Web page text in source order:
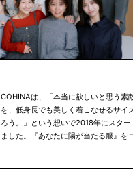
COHINAは、「本当に欲しいと思う素
を、低身長でも美しく着こなせるサイ
ろう。」という想いで2018年にスター
ました。『あなたに陽が当たる服』を